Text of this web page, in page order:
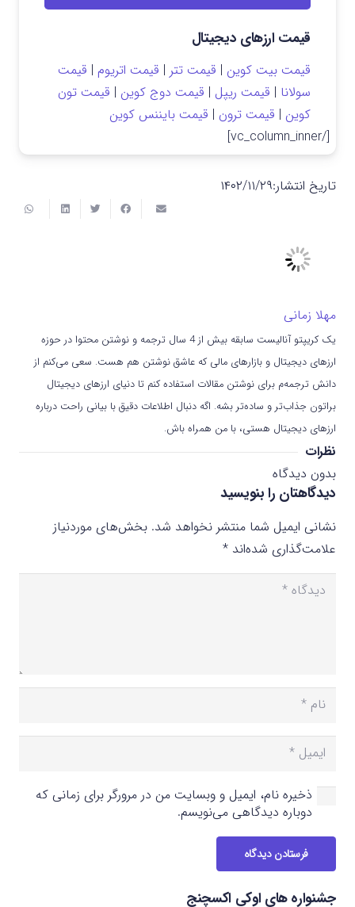
قیمت ارزهای دیجیتال
قیمت بیت کوین | قیمت تتر | قیمت اتریوم | قیمت
سولانا | قیمت ریپل | قیمت دوج کوین | قیمت تون
کوین | قیمت ترون | قیمت بایننس کوین
[/vc_column_inner]
تاریخ انتشار:۱۴۰۲/۱۱/۲۹
مهلا زمانی
یک کریپتو آنالیست سابقه بیش از 4 سال ترجمه و نوشتن محتوا در حوزه
ارزهای دیجیتال و بازارهای مالی که عاشق نوشتن هم هست. سعی می‌کنم از
دانش ترجمه‌م برای نوشتن مقالات استفاده کنم تا دنیای ارزهای دیجیتال
براتون جذاب‌تر و ساده‌تر بشه. اگه دنبال اطلاعات دقیق با بیانی راحت درباره
ارزهای دیجیتال هستی، با من همراه باش.
نظرات
بدون دیدگاه
دیدگاهتان را بنویسید
نشانی ایمیل شما منتشر نخواهد شد. بخش‌های موردنیاز
علامت‌گذاری شده‌اند *
ذخیره نام، ایمیل و وبسایت من در مرورگر برای زمانی که
دوباره دیدگاهی می‌نویسم.
فرستادن دیدگاه
جشنواره های اوکی اکسچنج